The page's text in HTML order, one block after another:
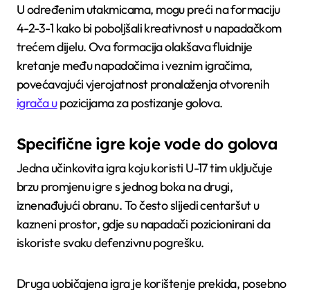
U određenim utakmicama, mogu preći na formaciju
4-2-3-1 kako bi poboljšali kreativnost u napadačkom
trećem dijelu. Ova formacija olakšava fluidnije
kretanje među napadačima i veznim igračima,
povećavajući vjerojatnost pronalaženja otvorenih
igrača upozicijama za postizanje golova.
Specifične igre koje vode do golova
Jedna učinkovita igra koju koristi U-17 tim uključuje
brzu promjenu igre s jednog boka na drugi,
iznenađujući obranu. To često slijedi centaršut u
kazneni prostor, gdje su napadači pozicionirani da
iskoriste svaku defenzivnu pogrešku.
Druga uobičajena igra je korištenje prekida, posebno